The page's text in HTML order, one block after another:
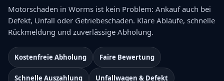
Motorschaden in Worms ist kein Problem: Ankauf auch bei
Defekt, Unfall oder Getriebeschaden. Klare Abläufe, schnelle
Rückmeldung und zuverlässige Abholung.
Kostenfreie Abholung Faire Bewertung
Schnelle Auszahlung Unfallwagen & Defekt